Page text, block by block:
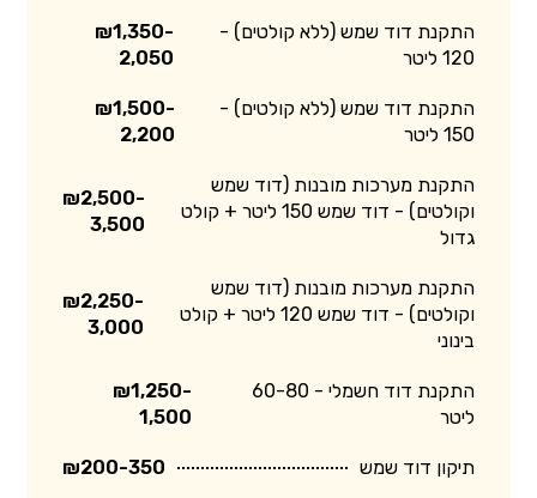
התקנת דוד שמש (ללא קולטים) -
120 ליטר
₪1,350-
2,050
התקנת דוד שמש (ללא קולטים) -
150 ליטר
₪1,500-
2,200
התקנת מערכות מובנות (דוד שמש
וקולטים) - דוד שמש 150 ליטר + קולט
גדול
₪2,500-
3,500
התקנת מערכות מובנות (דוד שמש
וקולטים) - דוד שמש 120 ליטר + קולט
בינוני
₪2,250-
3,000
התקנת דוד חשמלי - 60-80
ליטר
₪1,250-
1,500
תיקון דוד שמש ₪200-350